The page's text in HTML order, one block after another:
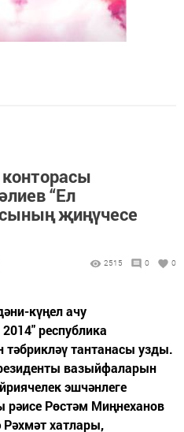
“Ел
җиңүчесе
2515 0 0
күңел ачу
республика
тантанасы узды.
вазыйфаларын
эшчәнлеге
рәисе Рөстәм Миңнеханов
хатлары,